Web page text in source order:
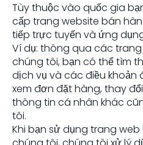
Tùy thuộc vào quốc gia
cấp trang website bán
tiếp trực tuyến và ứng
Ví dụ: thông qua các
chúng tôi, bạn có thể tìm
dịch vụ và các điều khoản
xem đơn đặt hàng, thay
thông tin cá nhân khác
tôi.
Khi bạn sử dụng trang